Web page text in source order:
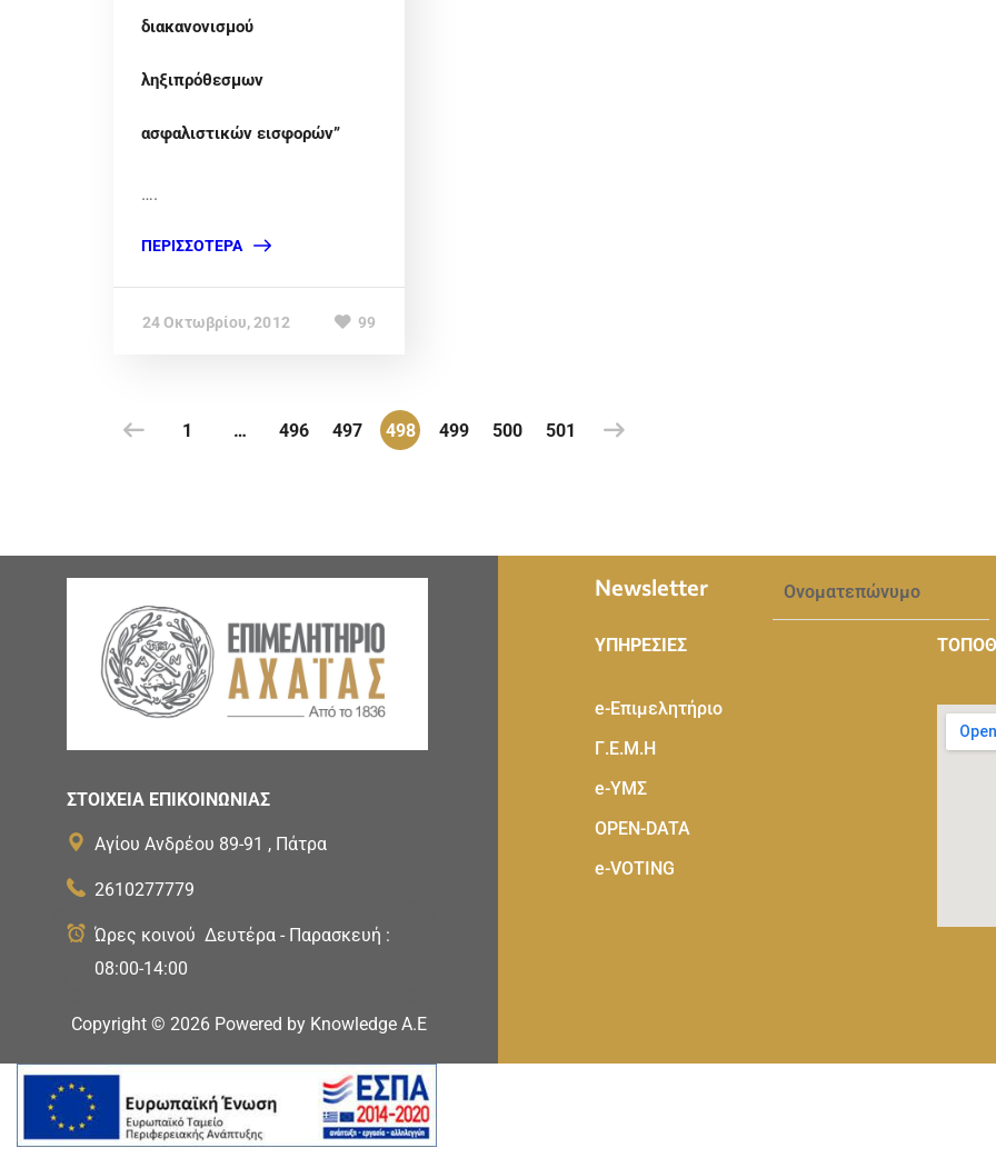
διακανονισμού
ληξιπρόθεσμων
ασφαλιστικών εισφορών”
….
ΠΕΡΙΣΣΌΤΕΡΑ
24 Οκτωβρίου, 2012 99
1 … 496 497 498 499 500 501
ΣΤΟΙΧΕΙΑ ΕΠΙΚΟΙΝΩΝΙΑΣ
Αγίου Ανδρέου 89-91 , Πάτρα
2610277779
Ώρες κοινού Δευτέρα - Παρασκευή :
08:00-14:00
Copyright © 2026 Powered by Knowledge A.E
Newsletter
ΥΠΗΡΕΣΙΕΣ
e-Eπιμελητήριο
Γ.Ε.Μ.Η
e-ΥΜΣ
OPEN-DATA
e-VOTING